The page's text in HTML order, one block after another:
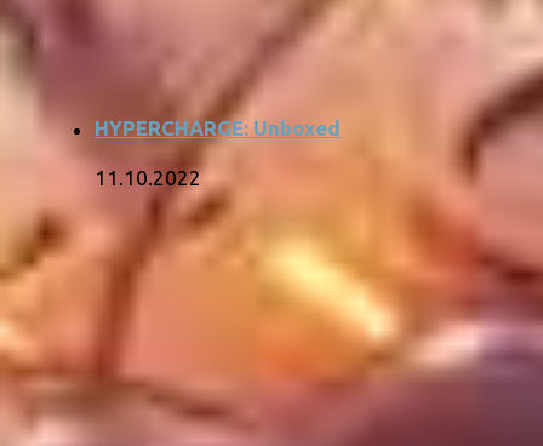
HYPERCHARGE: Unboxed
11.10.2022